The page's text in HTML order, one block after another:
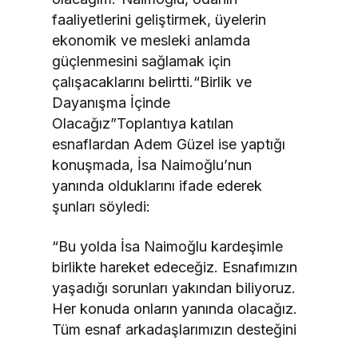
faaliyetlerini geliştirmek, üyelerin
ekonomik ve mesleki anlamda
güçlenmesini sağlamak için
çalışacaklarını belirtti.“Birlik ve
Dayanışma İçinde
Olacağız”Toplantıya katılan
esnaflardan Adem Güzel ise yaptığı
konuşmada, İsa Naimoğlu’nun
yanında olduklarını ifade ederek
şunları söyledi:
“Bu yolda İsa Naimoğlu kardeşimle
birlikte hareket edeceğiz. Esnafımızın
yaşadığı sorunları yakından biliyoruz.
Her konuda onların yanında olacağız.
Tüm esnaf arkadaşlarımızın desteğini